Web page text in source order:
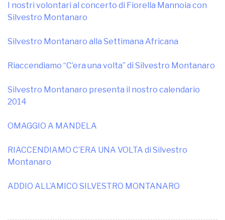
I nostri volontari al concerto di Fiorella Mannoia con
Silvestro Montanaro
Silvestro Montanaro alla Settimana Africana
Riaccendiamo “C’era una volta” di Silvestro Montanaro
Silvestro Montanaro presenta il nostro calendario
2014
OMAGGIO A MANDELA
RIACCENDIAMO C’ERA UNA VOLTA di Silvestro
Montanaro
ADDIO ALL’AMICO SILVESTRO MONTANARO